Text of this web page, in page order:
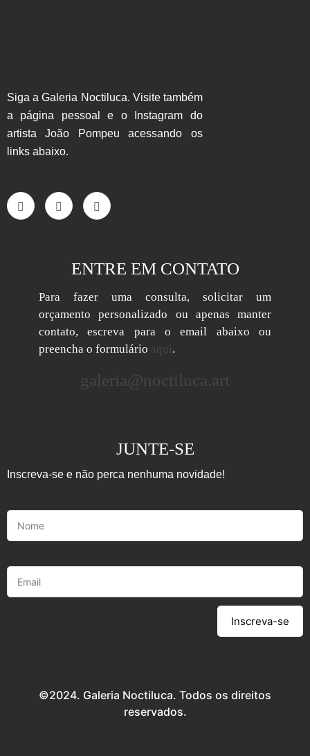
Siga a Galeria Noctiluca. Visite também
a página pessoal e o Instagram do
artista João Pompeu acessando os
links abaixo.
ENTRE EM CONTATO
Para fazer uma consulta, solicitar um
orçamento personalizado ou apenas manter
contato, escreva para o email abaixo ou
preencha o formulário aqui.
galeria@noctiluca.art
JUNTE-SE
Inscreva-se e não perca nenhuma novidade!
Inscreva-se
©2024. Galeria Noctiluca. Todos os direitos
reservados.